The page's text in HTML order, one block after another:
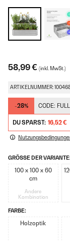
58,99 € (inkl. MwSt.)
ARTIKELNUMMER:
-28% CODE:
DU SPARST: 16,52 €
GRÖSSE DER
100 x 100 x 60
cm
Andere
Kombination
FARBE:
Holzoptik